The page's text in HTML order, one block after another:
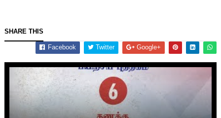
SHARE THIS
Facebook Twitter Google+